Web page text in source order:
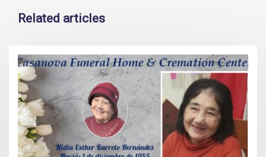
Related articles